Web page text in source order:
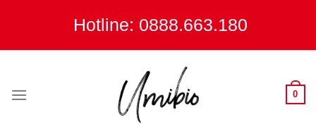
Hotline: 0888.663.180
0